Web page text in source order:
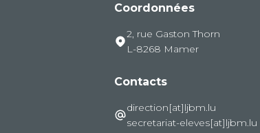
Coordonnées
2, rue Gaston Thorn
L-8268 Mamer
Contacts
direction[at]ljbm.lu
secretariat-eleves[at]ljbm.lu